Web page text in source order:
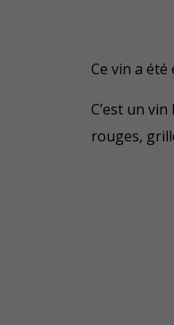
Ce vin a
C’est un
rouges,